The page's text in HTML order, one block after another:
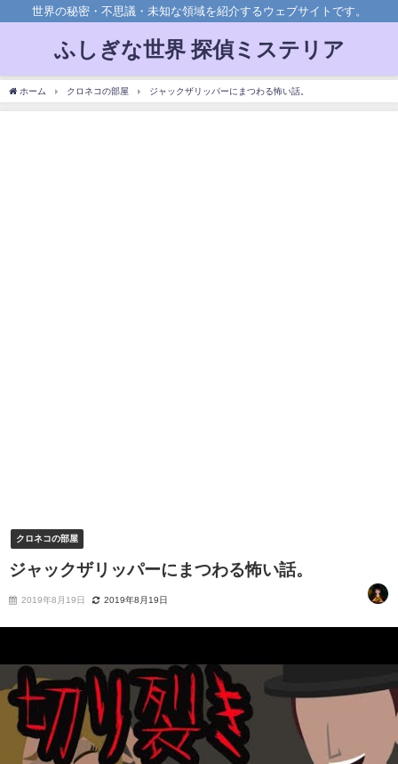
世界の秘密・不思議・未知な領域を紹介するウェブサイトです。
ふしぎな世界 探偵ミステリア
ホーム クロネコの部屋 ジャックザリッパーにまつわる怖い話。
クロネコの部屋
ジャックザリッパーにまつわる怖い話。
2019年8月19日 2019年8月19日